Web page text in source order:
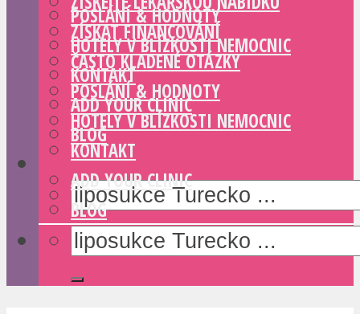
POSLÁNÍ & HODNOTY
HOTELY V BLÍZKOSTI NEMOCNIC
KONTAKT
ADD YOUR CLINIC
BLOG
ZÍSKAT FINANCOVÁNÍ
ČASTO KLADENÉ OTÁZKY
POSLÁNÍ & HODNOTY
HOTELY V BLÍZKOSTI NEMOCNIC
KONTAKT
ADD YOUR CLINIC
BLOG